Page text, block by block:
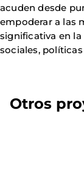
acuden desde
empoderar a las
significativa en
sociales,
Otros